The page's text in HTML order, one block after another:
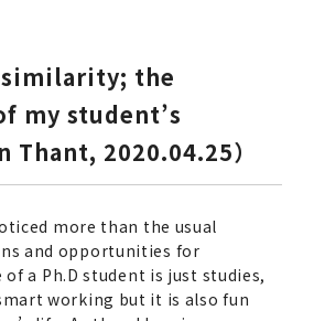
the
my student’s
Thant, 2020.04.25）
more than the usual
and opportunities for
a Ph.D student is just studies,
working but it is also fun